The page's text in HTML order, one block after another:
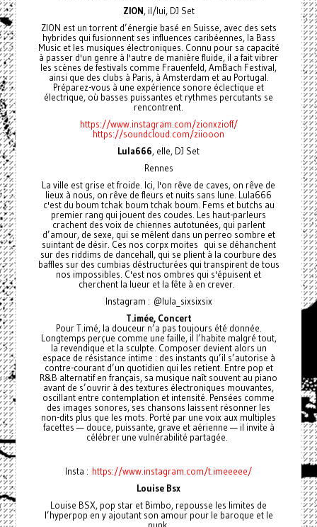
ZION, il/lui, DJ Set
ZION est un torrent d’énergie basé en Suisse, avec des sets
hybrides qui fusionnent ses influences caribéennes, la Bass
Music et les musiques électroniques. Connu pour sa capacité
à passer d'un genre à l'autre de manière fluide, il a fait vibrer
les scènes de festivals comme Frauenfeld, AmBach Festival,
ainsi que des clubs à Paris, à Amsterdam et au Portugal.
Préparez-vous à une expérience sonore éclectique et
électrique, où basses puissantes et rythmes percutants se
rencontrent.
https://www.instagram.com/zionxzioff/
https://soundcloud.com/ziiooon
Lula666, elle, DJ Set
Rennes
La ville est grise et froide. Ici, l'on rêve de caves, on rêve de
lieux à nous, on rêve de fleurs et nuits sans lune. Lula666
c'est du boum tchak boum tchak boum. Fems et butchs au
premier rang qui jouent des coudes. Les haut-parleurs
crachent des voix de chiennes autotunées, qui parlent
d’amour, de sexe, qui se mêlent dans un perreo sombre et
suintant de désir. Ces nos corpx moites qui se déhanchent
sur des riddims de dancehall, qui se plient à la courbure des
baffles sur des cumbias déstructurées qui transpirent de tous
nos impossibles. C'est nos ombres qui s'épuisent et
cherchent la lueur et la fête à en crever.
Instagram : @lula_sixsixsix
T.imée, Concert
Pour T.imé, la douceur n’a pas toujours été donnée.
Longtemps perçue comme une faille, il l’habite malgré tout,
la revendique et la sculpte. Composer devient alors un
espace de résistance intime : des instants qu’il s’autorise à
contre-courant d’un quotidien qui les retient. Entre pop et
R&B alternatif en français, sa musique naît souvent au piano
avant de s’ouvrir à des textures électroniques mouvantes,
oscillant entre contemplation et intensité. Pensées comme
des images sonores, ses chansons laissent résonner les
non-dits plus que les mots. Porté par une voix aux multiples
facettes — douce, puissante, grave et aérienne — il invite à
célébrer une vulnérabilité partagée.
Insta : https://www.instagram.com/t.imeeeee/
Louise Bsx
Louise BSX, pop star et Bimbo, repousse les limites de
l’hyperpop en y ajoutant son amour pour le baroque et le